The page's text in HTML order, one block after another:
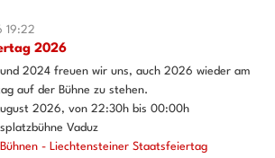
19:22
2026
2024 freuen wir uns, auch 2026 wieder am
auf der Bühne zu stehen.
2026, von 22:30h bis 00:00h
Vaduz
Bühnen - Liechtensteiner Staatsfeiertag